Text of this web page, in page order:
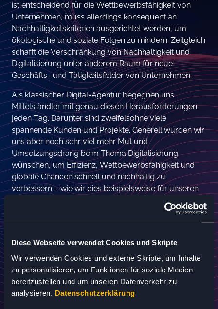
Diese Webseite verwendet Cookies und Skripte
Wir verwenden Cookies und externe Skripte, um Inhalte
zu personalisieren, um Funktionen für soziale Medien
bereitzustellen und um unseren Datenverkehr zu
analysieren. Datenschutzerklärung
ist entscheidend für die Wettbewerbsfähigkeit von
Unternehmen, muss allerdings konsequent an
Nachhaltigkeitskriterien ausgerichtet werden, um
ökologische und soziale Folgen zu mindern. Zeitgleich
schafft die Verschränkung von Nachhaltigkeit und
Digitalisierung unter anderem Raum für neue
Geschäfts- und Tätigkeitsfelder von Unternehmen.
Als klassischer Digital-Agentur begegnen uns
Mittelständler mit genau diesen Herausforderungen
jeden Tag. Darunter sind zweifelsohne viele
spannende Kunden und Projekte. Generell würden wir
uns aber noch sehr viel mehr Mut und
Umsetzungsdrang beim Thema Digitalisierung
wünschen, um Effizienz, Wettbewerbsfähigkeit und
globale Chancen schnell und nachhaltig zu
verbessern – wie wir dies beispielsweise für unseren
ZENTRALER,
EINHEITLICHER UND
BENUTZERFREUNDLICHER
ZUGANG ZU
MOBILITÄTSDATEN